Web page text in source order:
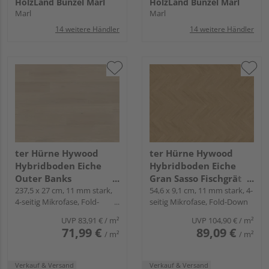
Marl
14 weitere Händler
Marl
14 weitere Händler
ter Hürne Hywood
Hybridboden Eiche
Outer Banks
Landhausdiele natur-
geölt extramatt ruhig -
Noblesse Collection
237,5 x 27 cm, 11 mm stark,
4-seitig Mikrofase, Fold-
UVP 83,91 €/ m²
71,99 € / m²
Verkauf & Versand
ter Hürne Hywood
Hybridboden Eiche
Gran Sasso Fischgrät
natur-geölt extramatt
lebhaft - Herringbone
Collection
54,6 x 9,1 cm, 11 mm stark, 4-
seitig Mikrofase, Fold-Down
UVP 104,90 €/ m²
89,09 € / m²
Verkauf & Versand